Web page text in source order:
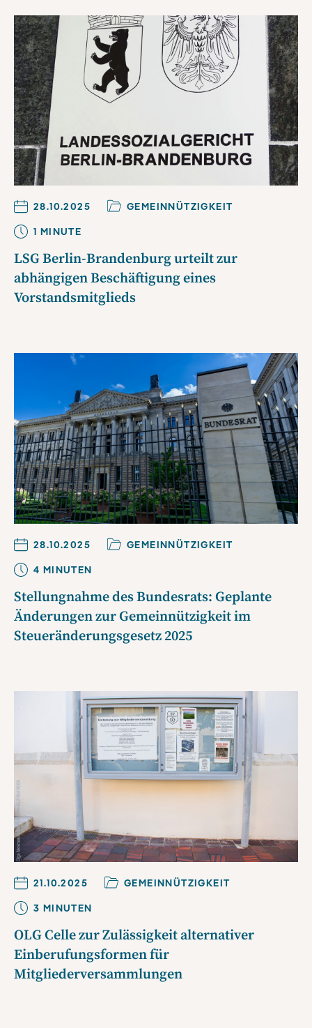
28.10.2025
GEMEINNÜTZIGKEIT
1 MINUTE
LSG Berlin-Brandenburg urteilt zur
abhängigen Beschäftigung eines
Vorstandsmitglieds
28.10.2025
GEMEINNÜTZIGKEIT
4 MINUTEN
Stellungnahme des Bundesrats: Geplante
Änderungen zur Gemeinnützigkeit im
Steueränderungsgesetz 2025
21.10.2025
GEMEINNÜTZIGKEIT
3 MINUTEN
OLG Celle zur Zulässigkeit alternativer
Einberufungsformen für
Mitgliederversammlungen